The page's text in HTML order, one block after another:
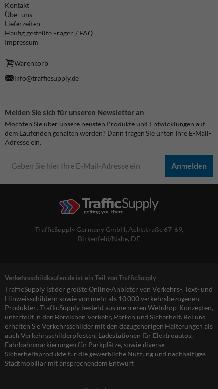
Kontakt
Über uns
Lieferzeiten
Häufig gestellte Fragen / FAQ
Impressum
Warenkorb
info@trafficsupply.de
Melden Sie sich für unseren Newsletter an
Möchten Sie über unsere neusten Produkte und Entwicklungen auf
dem Laufenden gehalten werden? Dann tragen Sie unten Ihre E-Mail-
Adresse ein.
Anmelden
TrafficSupply Germany GmbH, Achtstraße 67-69,
Birkenfeld/Nahe, DE
Verkehrsschildkaufen.de ist ein Teil von TrafficSupply
TrafficSupply ist der größte Online-Anbieter von Verkehrs-, Text- und
Hinweisschildern sowie von mehr als 10.000 verkehrsbezogenen
Produkten. TrafficSupply besteht aus mehreren Webshop-Konzepten,
unterteilt in den Bereichen Verkehr, Parken und Sicherheit. Bei uns
erhalten Sie Verkehrsschilder mit den dazugehörigen Halterungen als
auch Verkehrsschilderpfosten, Ladestationen für Elektroautos,
Fahrbahnmarkierungen für Parkplätze, sowie diverse
Sicherheitsprodukte für die gewerbliche Nutzung und nachhaltiges
Stadtmobiliar mit ansprechendem Entwurf.